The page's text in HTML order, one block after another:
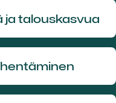
ja talouskasvua